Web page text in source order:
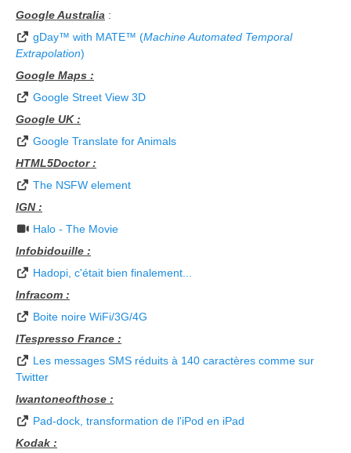
Google Australia :
gDay™ with MATE™ (Machine Automated Temporal
Extrapolation)
Google Maps :
Google Street View 3D
Google UK :
Google Translate for Animals
HTML5Doctor :
The NSFW element
IGN :
Halo - The Movie
Infobidouille :
Hadopi, c'était bien finalement...
Infracom :
Boite noire WiFi/3G/4G
ITespresso France :
Les messages SMS réduits à 140 caractères comme sur
Twitter
Iwantoneofthose :
Pad-dock, transformation de l'iPod en iPad
Kodak :